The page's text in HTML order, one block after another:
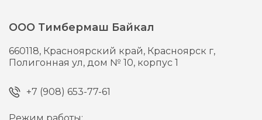
ООО Тимбермаш Байкал
660118, Красноярский край, Красноярск г,
Полигонная ул, дом № 10, корпус 1
+7 (908) 653-77-61